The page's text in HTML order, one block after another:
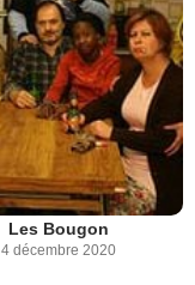
Les Bougon
4 décembre 2020